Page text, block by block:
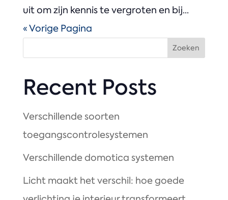
uit om zijn kennis te vergroten en bij...
« Vorige Pagina
Zoeken
Recent Posts
Verschillende soorten
toegangscontrolesystemen
Verschillende domotica systemen
Licht maakt het verschil: hoe goede